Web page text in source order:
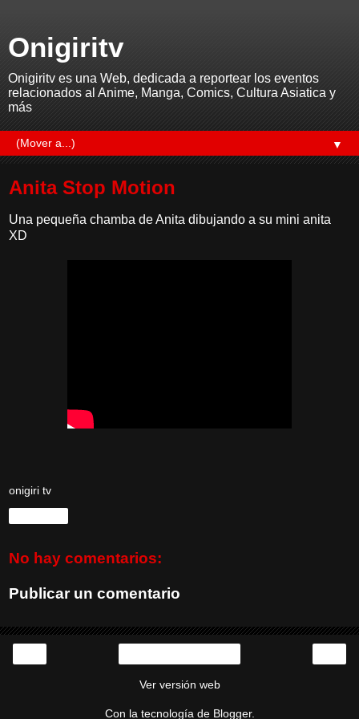
Onigiritv
Onigiritv es una Web, dedicada a reportear los eventos
relacionados al Anime, Manga, Comics, Cultura Asiatica y
más
▼
Anita Stop Motion
Una pequeña chamba de Anita dibujando a su mini anita
XD
onigiri tv
No hay comentarios:
Publicar un comentario
Ver versión web
Con la tecnología de Blogger.